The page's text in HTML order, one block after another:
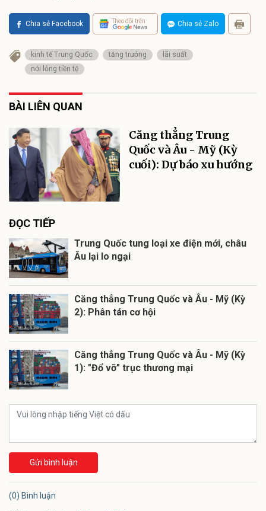
Chia sẻ Facebook Theo dõi trên Chia sẻ Zalo
kinh tế Trung Quốc tăng trưởng
lãi suất
nới lỏng tiền tệ
BÀI LIÊN QUAN
Căng thẳng Trung
Quốc và Âu - Mỹ (Kỳ
cuối): Dự báo xu hướng
ĐỌC TIẾP
Trung Quốc tung loại xe điện mới, châu
Âu lại lo ngại
Căng thẳng Trung Quốc và Âu - Mỹ (Kỳ
2): Phân tán cơ hội
Căng thẳng Trung Quốc và Âu - Mỹ (Kỳ
1): "Đổ vỡ" trục thương mại
Gửi bình luận
(0) Bình luận